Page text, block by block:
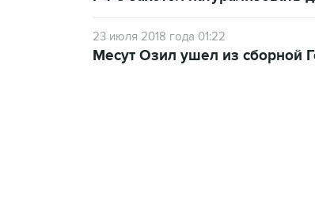
23 июля 2018 года 01:22
Месут Озил ушел из сборной